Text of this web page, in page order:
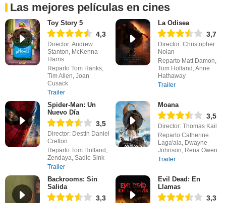
Las mejores películas en cines
Toy Story 5
4,3
Director: Andrew
Stanton, McKenna
Harris
Reparto Tom Hanks,
Tim Allen, Joan
Cusack
Trailer
La Odisea
3,7
Director: Christopher
Nolan
Reparto Matt Damon,
Tom Holland, Anne
Hathaway
Trailer
Spider-Man: Un
Nuevo Día
3,5
Director: Destin Daniel
Cretton
Reparto Tom Holland,
Zendaya, Sadie Sink
Trailer
Moana
3,5
Director: Thomas Kail
Reparto Catherine
Laga'aia, Dwayne
Johnson, Rena Owen
Trailer
Backrooms: Sin
Salida
3,3
Evil Dead: En
Llamas
3,3